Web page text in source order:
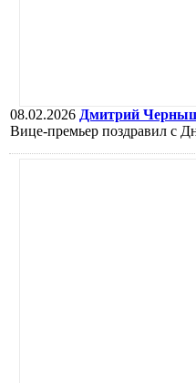
08.02.2026 Дмитрий
Вице-премьер поздравил с